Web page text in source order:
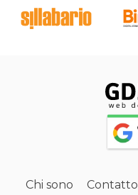
Chi sono Contatto